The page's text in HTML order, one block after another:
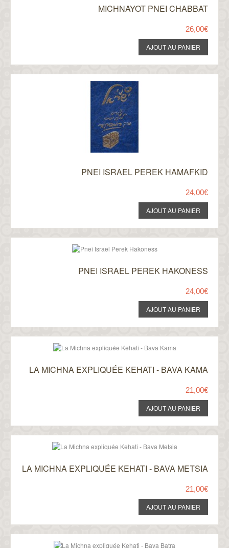
MICHNAYOT PNEI CHABBAT
26,00€
PNEI ISRAEL PEREK HAMAFKID
24,00€
PNEI ISRAEL PEREK HAKONESS
24,00€
LA MICHNA EXPLIQUÉE KEHATI - BAVA KAMA
21,00€
LA MICHNA EXPLIQUÉE KEHATI - BAVA METSIA
21,00€